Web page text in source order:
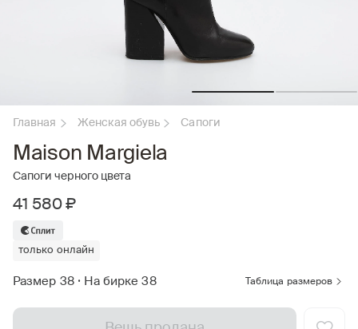
Главная Женская обувь Сапоги
Maison Margiela
Сапоги черного цвета
41 580 ₽
только онлайн
Размер 38 • На бирке 38 Таблица размеров